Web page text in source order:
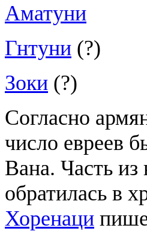
Аматуни
Гнтуни (?)
Зоки (?)
Согласно
число евреев
Вана. Часть из
обратилась в
Хоренаци